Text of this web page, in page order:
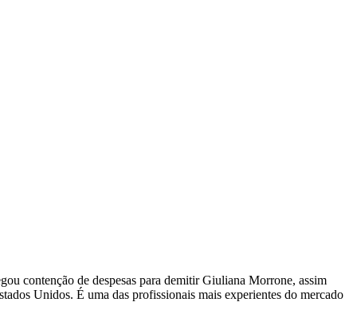
contenção de despesas para demitir Giuliana Morrone, assim
Unidos. É uma das profissionais mais experientes do mercado